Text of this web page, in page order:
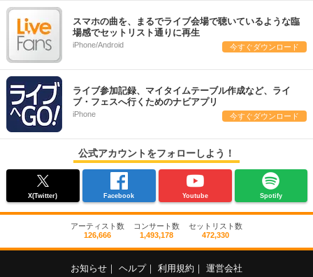
スマホの曲を、まるでライブ会場で聴いているような臨
場感でセットリスト通りに再生
iPhone/Android 今すぐダウンロード
ライブ参加記録、マイタイムテーブル作成など、ライ
ブ・フェスへ行くためのナビアプリ
iPhone 今すぐダウンロード
公式アカウントをフォローしよう！
X(Twitter) Facebook Youtube Spotify
アーティスト数
126,666
コンサート数
1,493,178
セットリスト数
472,330
お知らせ ヘルプ 利用規約 運営会社